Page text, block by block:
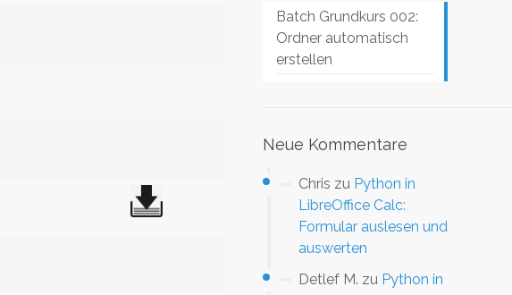
Batch Grundkurs 002:
Ordner automatisch
erstellen
Neue Kommentare
Chris zu Python in
LibreOffice Calc:
Formular auslesen und
auswerten
Detlef M. zu Python in